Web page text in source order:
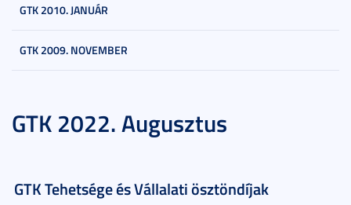
GTK 2010. JANUÁR
GTK 2009. NOVEMBER
GTK 2022. Augusztus
GTK Tehetsége és Vállalati ösztöndíjak